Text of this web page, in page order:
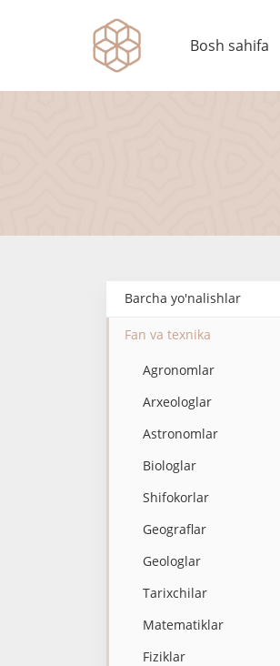
Bosh sahifa
Barcha yo'nalishlar
Fan va texnika
Agronomlar
Arxeologlar
Astronomlar
Biologlar
Shifokorlar
Geograflar
Geologlar
Tarixchilar
Matematiklar
Fiziklar